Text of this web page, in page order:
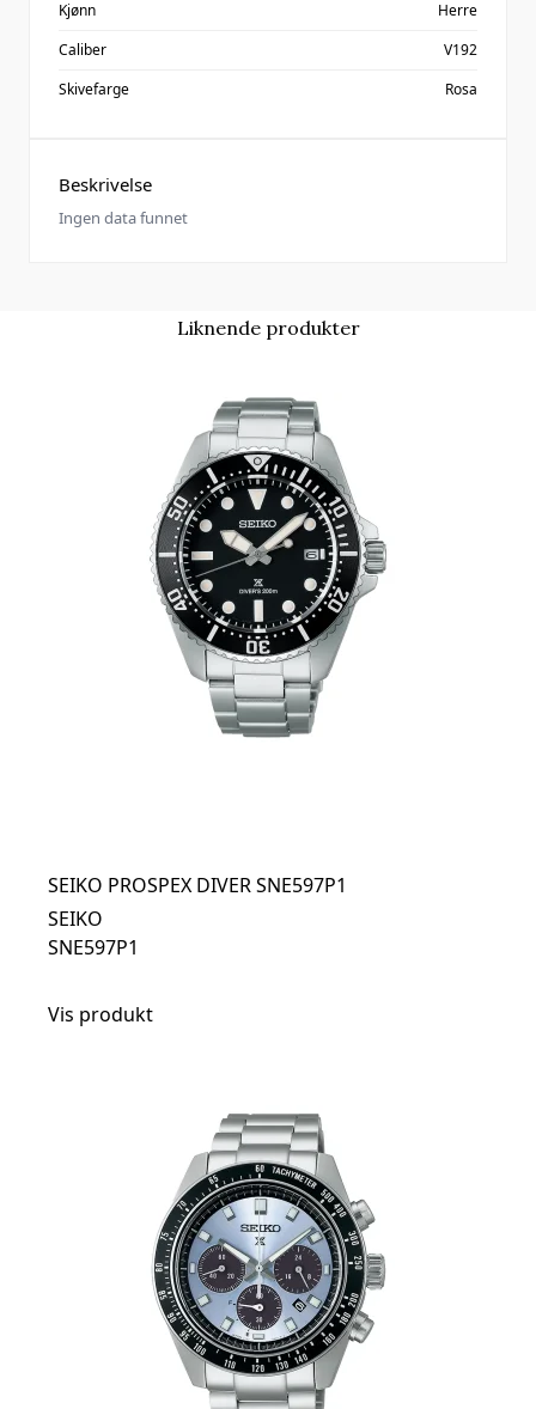
Beskrivelse
Ingen data funnet
Kjønn
Herre
Caliber
V192
Skivefarge
Rosa
Liknende produkter
SEIKO PROSPEX DIVER SNE597P1
SEIKO
SNE597P1
Vis produkt